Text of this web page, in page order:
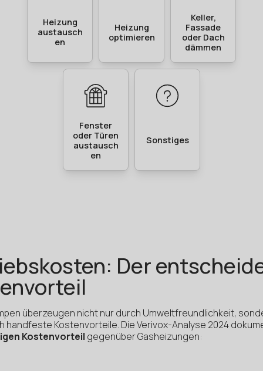
Der
überzeugen nicht nur durch Umweltfreundlichkeit,
handfeste Kostenvorteile. Die Verivox-Analyse 2024
Kostenvorteil gegenüber Gasheizungen: